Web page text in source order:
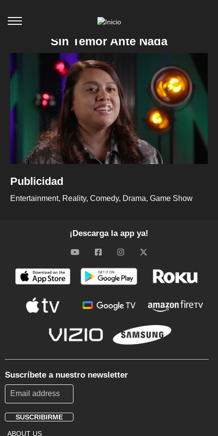
Sin Temor Ante Nada
Publicidad
Entertainment Reality Comedy Drama Game Show
¡Descarga la app ya!
Suscríbete a nuestro newsletter
SUSCRIBIRME
ABOUT US